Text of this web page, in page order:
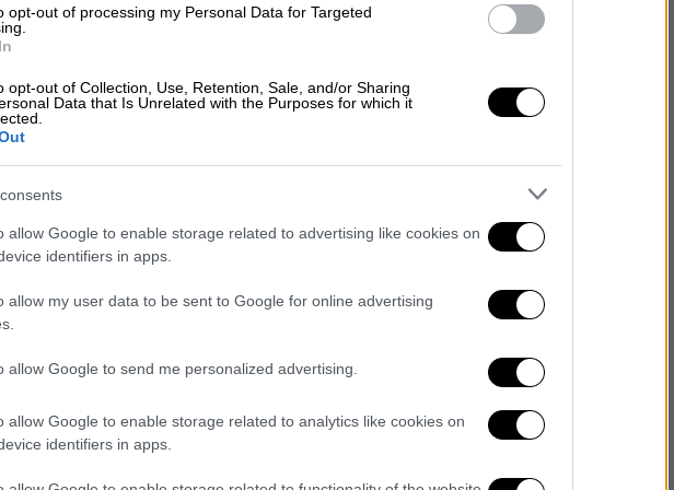
opt-out of processing my Personal Data for Targeted
opt-out of Collection, Use, Retention, Sale, and/or Sharing
Data that Is Unrelated with the Purposes for which it
allow Google to enable storage related to advertising like cookies on
identifiers in apps.
allow my user data to be sent to Google for online advertising
allow Google to send me personalized advertising.
allow Google to enable storage related to analytics like cookies on
identifiers in apps.
την χώρα,
η πρόθεσίς μου.
τους —
λέμε τώρα;
ίδιο.